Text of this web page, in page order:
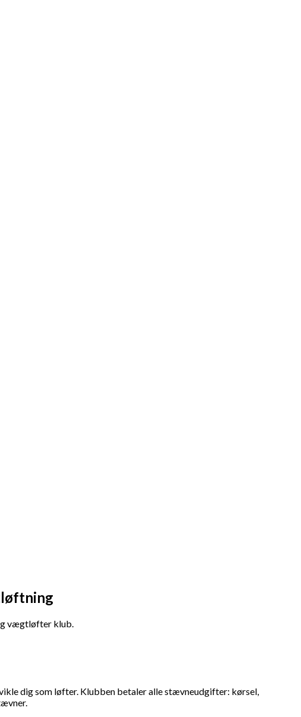
vægtløfter klub.
dig som løfter. Klubben betaler alle stævneudgifter: kørsel,